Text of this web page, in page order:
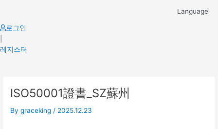
content
Language
로그인
레지스터
ISO50001證書_SZ蘇州
Bygraceking / 2025.12.23
navigation